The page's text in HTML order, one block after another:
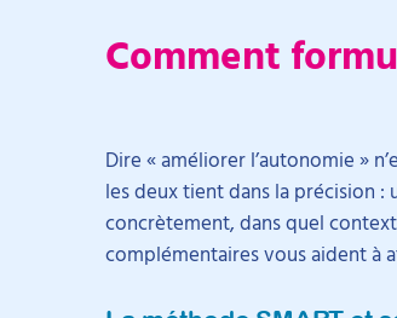
Comment
Dire « améliorer l’autonomie »
les deux tient dans la précision
concrètement, dans quel
complémentaires vous aident à